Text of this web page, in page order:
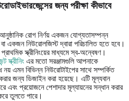
জন্য পরীক্ষা কীভাবে
রোগ নির্ণয় একজন যোগ্যতাসম্পন্ন
একজন নিউরোলজিস্ট দ্বারা পরিচালিত হতে হবে।
স্ক্রীনিংয়ের মাধ্যমে স্ব-অন্বেষণ।
স্ক্রীনিং এর মতো সরঞ্জামগুলি আপনাকে
নয় এমন বিভিন্ন নিউরোটাইপের সাথে সম্পর্কিত
জন্য ডিজাইন করা হয়েছে। এটি মূল্যবান
এবং প্রয়োজনে পেশাদার মূল্যায়নের সন্ধান করার
তুলতে পারে।